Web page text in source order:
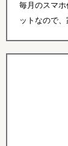
毎月のスマ
ットなので、